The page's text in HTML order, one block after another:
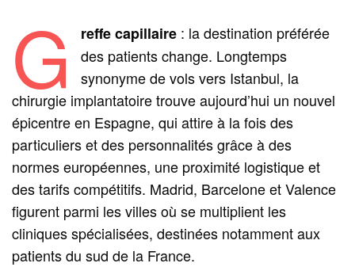
G reffe capillaire: la destination préférée
des patients change. Longtemps
synonyme de vols vers Istanbul, la
chirurgie implantatoire trouve aujourd’hui un nouvel
épicentre en Espagne, qui attire à la fois des
particuliers et des personnalités grâce à des
normes européennes, une proximité logistique et
des tarifs compétitifs. Madrid, Barcelone et Valence
figurent parmi les villes où se multiplient les
cliniques spécialisées, destinées notamment aux
patients du sud de la France.